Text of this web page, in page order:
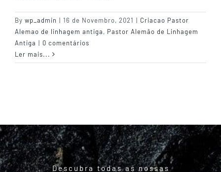
Guia do Cachorro
Planos
By wp_admin | 16 de Novembro, 2021 | Criacao Pastor
Alemao de linhagem antiga, Pastor Alemão de Linhagem
Antiga | 0 comentários
Ler mais...
Descubra todas as nossas